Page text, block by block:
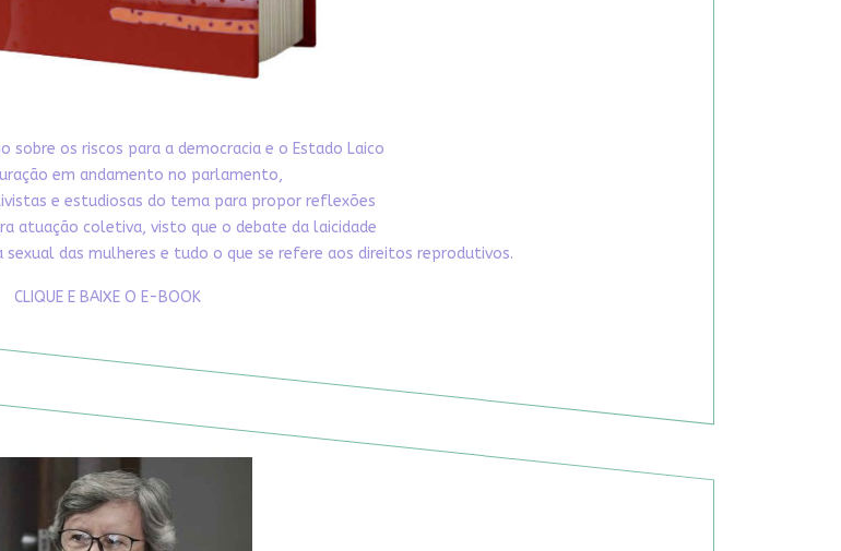
sobre os riscos para a democracia e o Estado Laico
em andamento no parlamento,
e estudiosas do tema para propor reflexões
atuação coletiva, visto que o debate da laicidade
das mulheres e tudo o que se refere aos direitos reprodutivos.
CLIQUE E BAIXE O E-BOOK